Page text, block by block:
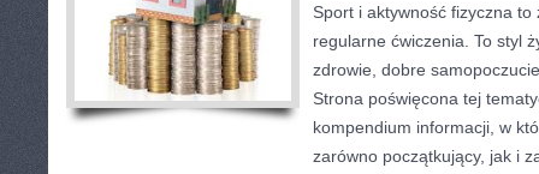
Sport i aktywność fizyczna
regularne ćwiczenia. To styl
zdrowie, dobre
Strona poświęcona tej
kompendium informacji, w
zarówno początkujący, jak i